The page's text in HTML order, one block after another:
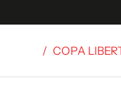
/ COPA